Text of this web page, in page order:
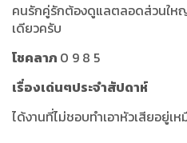
คนรักคู่รักต้องดูแลตลอดส่วนให
เดียวครับ
โชคลาภ 0 9 8 5
เรื่องเด่นๆประจำสัปดาห์
ได้งานที่ไม่ชอบทำเอาหัวเสียอยู่เ